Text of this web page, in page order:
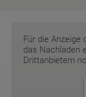
Für die
das Nachladen
Drittanbietern